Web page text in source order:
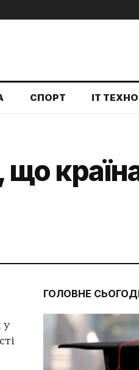
СПОРТ IT
у
ГОЛОВНЕ